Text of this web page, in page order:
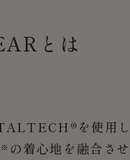
とは
を使用し
※ の着心地を融合さ